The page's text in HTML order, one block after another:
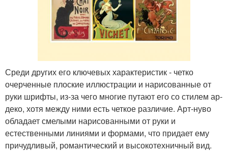
Среди других его ключевых характеристик - четко
очерченные плоские иллюстрации и нарисованные от
руки шрифты, из-за чего многие путают его со стилем ар-
деко, хотя между ними есть четкое различие. Арт-нуво
обладает смелыми нарисованными от руки и
естественными линиями и формами, что придает ему
причудливый, романтический и высокотехничный вид.